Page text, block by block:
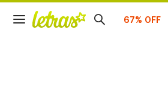
Suscríbete